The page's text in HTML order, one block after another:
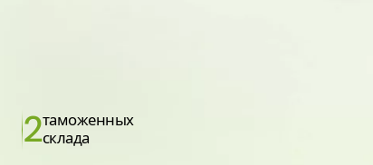
2таможенных
склада